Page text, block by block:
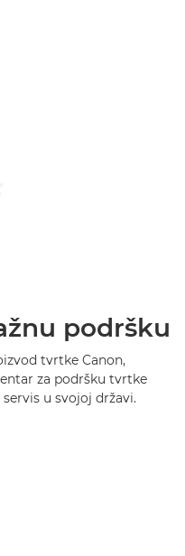
podršku
tvrtke Canon,
za podršku tvrtke
u svojoj državi.